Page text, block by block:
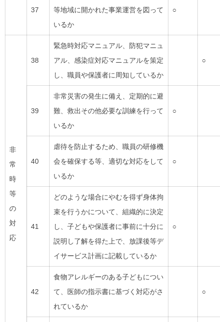
37
等地域に開かれた事業運営を図って
いるか
○
非
常
時
等
の
対
応
38
緊急時対応マニュアル、防犯マニュ
アル、感染症対応マニュアルを策定
し、職員や保護者に周知しているか
○
39
非常災害の発生に備え、定期的に避
難、救出その他必要な訓練を行って
いるか
○
40
虐待を防止するため、職員の研修機
会を確保する等、適切な対応をして
いるか
○
41
どのような場合にやむを得ず身体拘
束を行うかについて、組織的に決定
し、子どもや保護者に事前に十分に
説明し了解を得た上で、放課後等デ
イサービス計画に記載しているか
○
42
食物アレルギーのある子どもについ
て、医師の指示書に基づく対応がさ
れているか
○